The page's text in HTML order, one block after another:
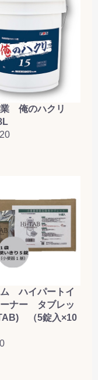
俺のハクリ
ム ハイパートイ
ーナー タブレッ
（5錠入×10